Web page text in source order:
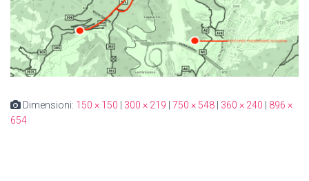
Dimensioni: 150 × 150 300 × 219 750 × 548 360 × 240
896 ×
654